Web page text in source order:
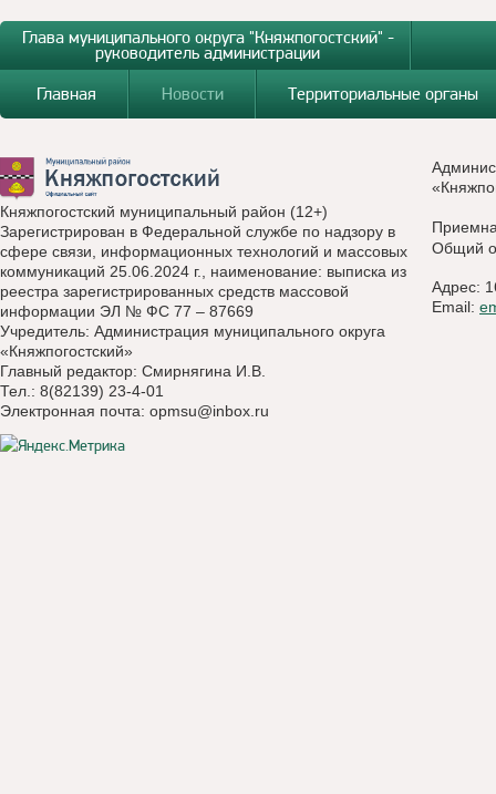
Глава муниципального округа "Княжпогостский" -
руководитель администрации
Главная
Новости Территориальные органы
Княжпогостский муниципальный район (12+)
Зарегистрирован в Федеральной службе по надзору в
сфере связи, информационных технологий и массовых
коммуникаций 25.06.2024 г., наименование: выписка из
реестра зарегистрированных средств массовой
информации ЭЛ № ФС 77 – 87669
Учредитель: Администрация муниципального округа
«Княжпогостский»
Главный редактор: Смирнягина И.В.
Тел.: 8(82139) 23-4-01
Электронная почта: opmsu@inbox.ru
Общий
Адрес:
Email: